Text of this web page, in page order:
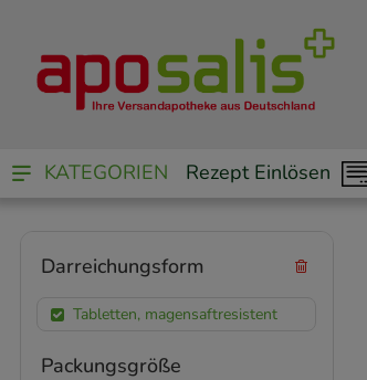
KATEGORIEN Rezept Einlösen
Darreichungsform
Tabletten, magensaftresistent
Packungsgröße